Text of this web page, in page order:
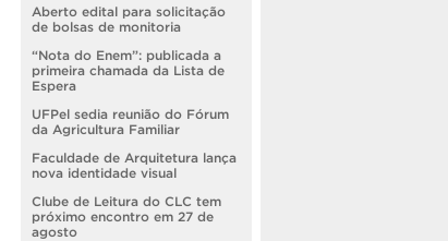
Aberto edital para solicitação
de bolsas de monitoria
“Nota do Enem”: publicada a
primeira chamada da Lista de
Espera
UFPel sedia reunião do Fórum
da Agricultura Familiar
Faculdade de Arquitetura lança
nova identidade visual
Clube de Leitura do CLC tem
próximo encontro em 27 de
agosto